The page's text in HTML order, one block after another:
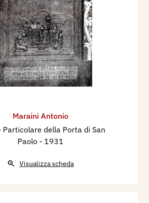
Maraini Antonio
​Particolare della Porta di San
Paolo - 1931
Visualizza scheda